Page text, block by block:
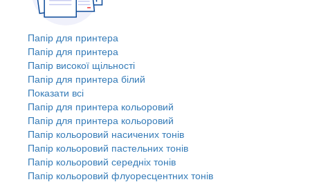
Папір для принтера
Папір для принтера
Папір високої щільності
Папір для принтера білий
Показати всі
Папір для принтера кольоровий
Папір для принтера кольоровий
Папір кольоровий насичених тонів
Папір кольоровий пастельних тонів
Папір кольоровий середніх тонів
Папір кольоровий флуоресцентних тонів